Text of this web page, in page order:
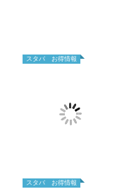
スタバ お得情報
スタバ お得情報